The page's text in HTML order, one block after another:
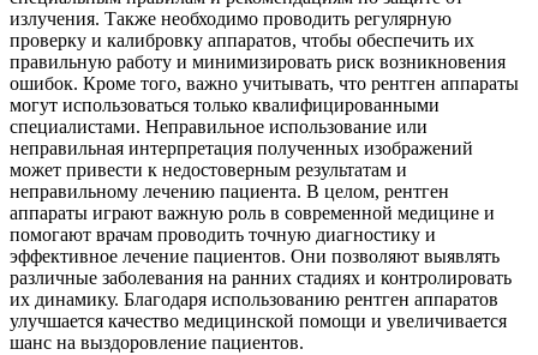
излучения. Также необходимо проводить регулярную
проверку и калибровку аппаратов, чтобы обеспечить их
правильную работу и минимизировать риск возникновения
ошибок. Кроме того, важно учитывать, что рентген аппараты
могут использоваться только квалифицированными
специалистами. Неправильное использование или
неправильная интерпретация полученных изображений
может привести к недостоверным результатам и
неправильному лечению пациента. В целом, рентген
аппараты играют важную роль в современной медицине и
помогают врачам проводить точную диагностику и
эффективное лечение пациентов. Они позволяют выявлять
различные заболевания на ранних стадиях и контролировать
их динамику. Благодаря использованию рентген аппаратов
улучшается качество медицинской помощи и увеличивается
шанс на выздоровление пациентов.